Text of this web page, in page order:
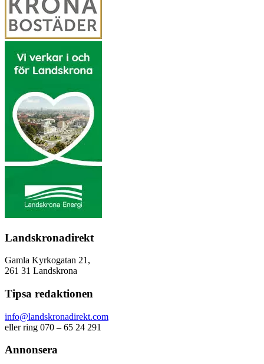
Landskronadirekt
Gamla Kyrkogatan 21,
261 31 Landskrona
Tipsa redaktionen
info@landskronadirekt.com
eller ring 070 – 65 24 291
Annonsera